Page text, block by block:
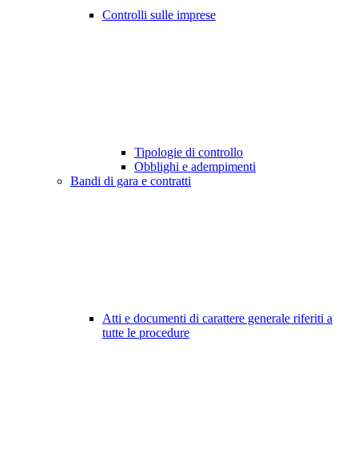
Controlli sulle imprese
Tipologie di controllo
Obblighi e adempimenti
Bandi di gara e contratti
Atti e documenti di carattere generale riferiti a
tutte le procedure